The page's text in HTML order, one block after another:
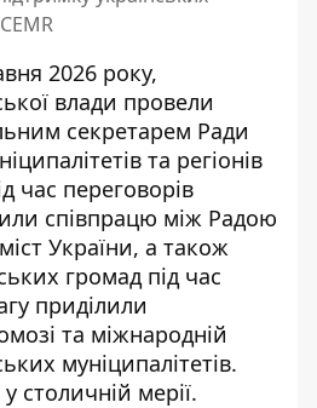
2026 року,
влади провели
секретарем Ради
та регіонів
час переговорів
співпрацю між Радою
України, а також
громад під час
приділили
та міжнародній
муніципалітетів.
столичній мерії.